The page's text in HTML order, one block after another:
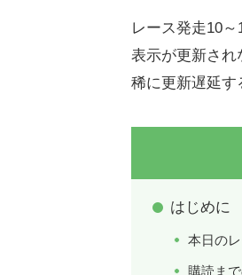
レース発走10～
表示が更新され
稀に更新遅延す
はじめに
本日の
購読ま